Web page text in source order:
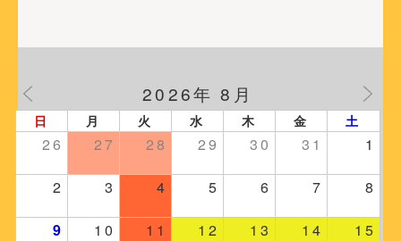
2026年 8月
日 月 火 水 木 金 土
26 27 28 29 30 31 1
2 3 4 5 6 7 8
9 10 11 12 13 14 15